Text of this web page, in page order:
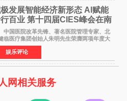
发展智能经济新形态 Al赋能
百业 第十四届CIES峰会在南
盛大召开
国医院改革先锋、著名医院管理专家、北
临医疗集团创始人朱明先生荣膺两项年度大
年7月31日，盛夏金陵，长江之畔，
落地·真务实·强链接为主题的2026&lsquo;人
能+&rsquo
娱乐评论
网相关服务